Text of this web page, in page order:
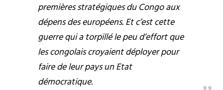
premières stratégiques du Congo aux
dépens des européens. Et c’est cette
guerre qui a torpillé le peu d’effort que
les congolais croyaient déployer pour
faire de leur pays un Etat
démocratique.